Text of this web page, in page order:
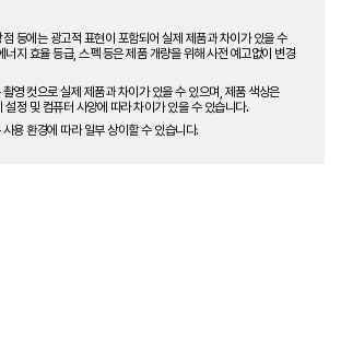
등에는 광고적 표현이 포함되어 실제 제품과 차이가 있을 수
너지 효율 등급, 스펙 등은 제품 개량을 위해 사전 예고없이 변경
영 컷으로 실제 제품과 차이가 있을 수 있으며, 제품 색상은
설정 및 컴퓨터 사양에 따라 차이가 있을 수 있습니다.
용 환경에 따라 일부 상이할 수 있습니다.